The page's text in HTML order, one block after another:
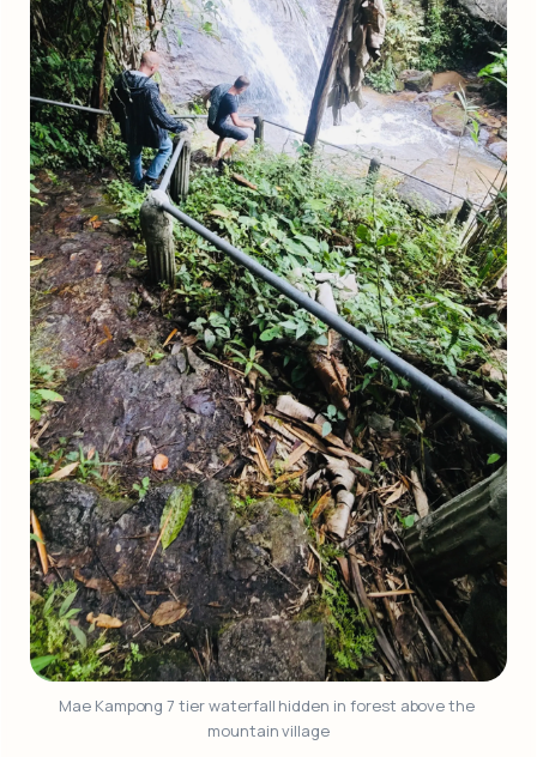
Mae Kampong 7 tier waterfall hidden in forest above the
mountain village